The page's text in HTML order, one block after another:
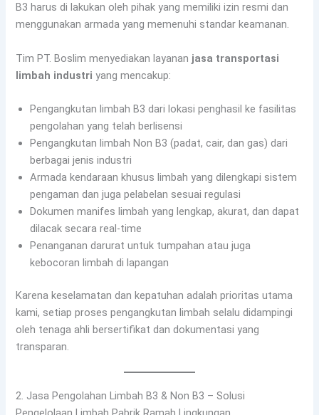
B3 harus di lakukan oleh pihak yang memiliki izin resmi dan
menggunakan armada yang memenuhi standar keamanan.
Tim PT. Boslim menyediakan layanan jasa transportasi
limbah industri yang mencakup:
Pengangkutan limbah B3 dari lokasi penghasil ke fasilitas
pengolahan yang telah berlisensi
Pengangkutan limbah Non B3 (padat, cair, dan gas) dari
berbagai jenis industri
Armada kendaraan khusus limbah yang dilengkapi sistem
pengaman dan juga pelabelan sesuai regulasi
Dokumen manifes limbah yang lengkap, akurat, dan dapat
dilacak secara real-time
Penanganan darurat untuk tumpahan atau juga
kebocoran limbah di lapangan
Karena keselamatan dan kepatuhan adalah prioritas utama
kami, setiap proses pengangkutan limbah selalu didampingi
oleh tenaga ahli bersertifikat dan dokumentasi yang
transparan.
2. Jasa Pengolahan Limbah B3 & Non B3 – Solusi